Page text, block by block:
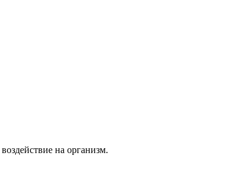
на организм.